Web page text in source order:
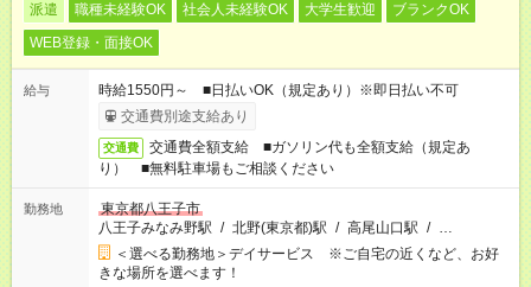
派遣 職種未経験OK 社会人未経験OK 大学生歓迎
ブランクOK
WEB登録・面接OK
給与
時給1550円～ ■日払いOK（規定あり）※即日払い不可
交通費別途支給あり
交通費
交通費全額支給 ■ガソリン代も全額支給（規定あ
り） ■無料駐車場もご相談ください
勤務地
東京都八王子市
八王子みなみ野駅 / 北野(東京都)駅 / 高尾山口駅 / …
＜選べる勤務地＞デイサービス ※ご自宅の近くなど、お好
きな場所を選べます！